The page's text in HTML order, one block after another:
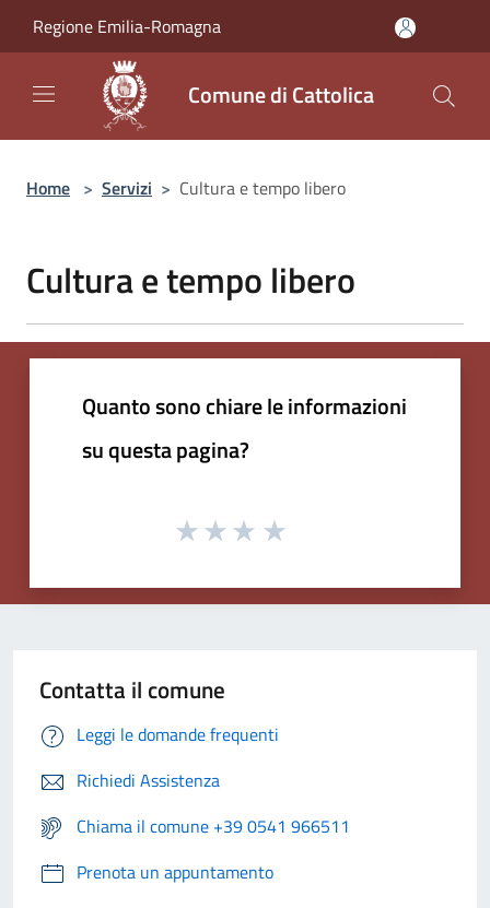
Regione Emilia-Romagna
Comune di Cattolica
Home > Servizi > Cultura e tempo libero
Cultura e tempo libero
Quanto sono chiare le informazioni
su questa pagina?
Contatta il comune
Leggi le domande frequenti
Richiedi Assistenza
Chiama il comune +39 0541 966511
Prenota un appuntamento